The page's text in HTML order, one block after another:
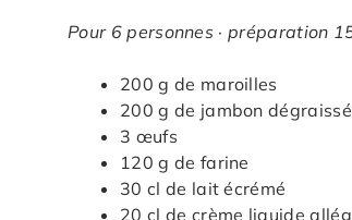
Pour 6 personnes · préparation
200 g de maroilles
200 g de jambon dégraissé
3 œufs
120 g de farine
30 cl de lait écrémé
20 cl de crème liquide